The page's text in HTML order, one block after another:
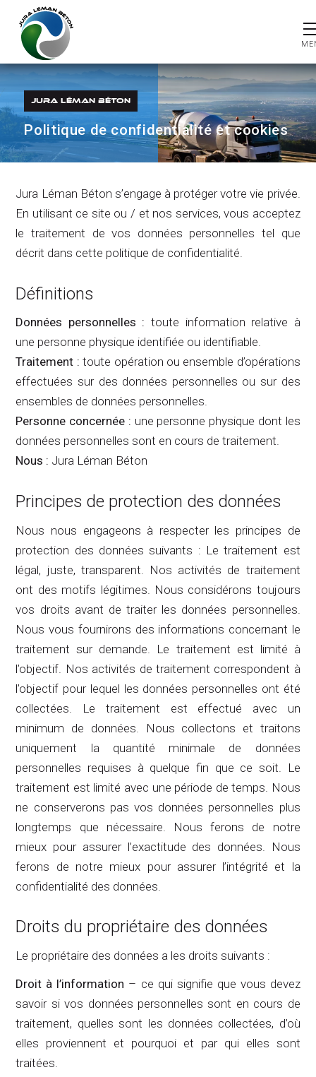
JURA LÉMAN BÉTON
Politique de confidentialité et cookies
Jura Léman Béton s’engage à protéger votre vie privée.
En utilisant ce site ou / et nos services, vous acceptez
le traitement de vos données personnelles tel que
décrit dans cette politique de confidentialité.
Définitions
Données personnelles : toute information relative à
une personne physique identifiée ou identifiable.
Traitement : toute opération ou ensemble d’opérations
effectuées sur des données personnelles ou sur des
ensembles de données personnelles.
Personne concernée : une personne physique dont les
données personnelles sont en cours de traitement.
Nous : Jura Léman Béton
Principes de protection des données
Nous nous engageons à respecter les principes de
protection des données suivants : Le traitement est
légal, juste, transparent. Nos activités de traitement
ont des motifs légitimes. Nous considérons toujours
vos droits avant de traiter les données personnelles.
Nous vous fournirons des informations concernant le
traitement sur demande. Le traitement est limité à
l’objectif. Nos activités de traitement correspondent à
l’objectif pour lequel les données personnelles ont été
collectées. Le traitement est effectué avec un
minimum de données. Nous collectons et traitons
uniquement la quantité minimale de données
personnelles requises à quelque fin que ce soit. Le
traitement est limité avec une période de temps. Nous
ne conserverons pas vos données personnelles plus
longtemps que nécessaire. Nous ferons de notre
mieux pour assurer l’exactitude des données. Nous
ferons de notre mieux pour assurer l’intégrité et la
confidentialité des données.
Droits du propriétaire des données
Le propriétaire des données a les droits suivants :
Droit à l’information – ce qui signifie que vous devez
savoir si vos données personnelles sont en cours de
traitement, quelles sont les données collectées, d’où
elles proviennent et pourquoi et par qui elles sont
traitées.